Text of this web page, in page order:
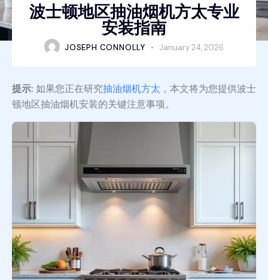
波士顿地区抽油烟机方太专业
安装指南
JOSEPH CONNOLLY January 24, 2026
提示: 如果您正在研究抽油烟机方太 ，本文将为您提供波士
顿地区抽油烟机安装的关键注意事项。